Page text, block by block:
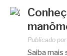
Publicado por
Saiba mais